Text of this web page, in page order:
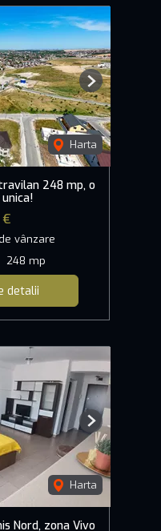
Harta
Next
248 mp, o
vânzare
248 mp
detalii
Harta
Next
Nord, zona Vivo